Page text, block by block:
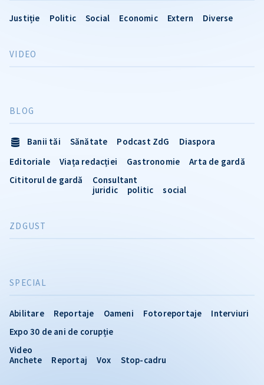
Justiție Politic Social Economic Extern Diverse
VIDEO
SPECIAL
Abilitare Reportaje Oameni Fotoreportaje
Interviuri
Expo 30 de ani de corupție
Video
Anchete
Reportaj Vox Stop-cadru
BLOG
Banii tăi Sănătate Podcast ZdG
Diaspora
Editoriale
Viața redacției Gastronomie
Arta de gardă
Cititorul de gardă
Consultant
juridic
politic social
ZDGUST